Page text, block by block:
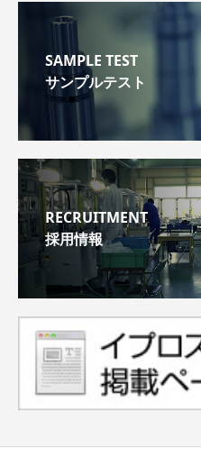
SAMPLE TEST
サンプルテスト
RECRUITMENT
採用情報